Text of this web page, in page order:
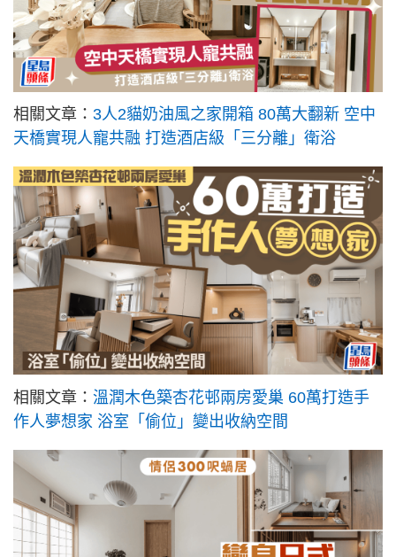
相關文章： 3人2貓奶油風之家開箱 80萬大翻新 空中
天橋實現人寵共融 打造酒店級「三分離」衛浴
相關文章： 溫潤木色築杏花邨兩房愛巢 60萬打造手
作人夢想家 浴室「偷位」變出收納空間